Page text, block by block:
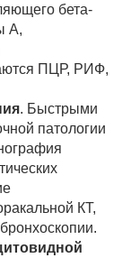
бета-
А,
ПЦР, РИФ,
. Быстрыми
патологии
КТ,